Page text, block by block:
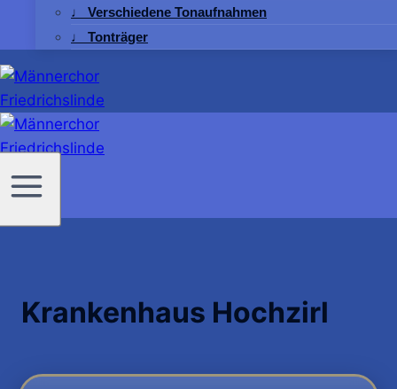
♩ Verschiedene Tonaufnahmen
♩ Tonträger
Krankenhaus Hochzirl